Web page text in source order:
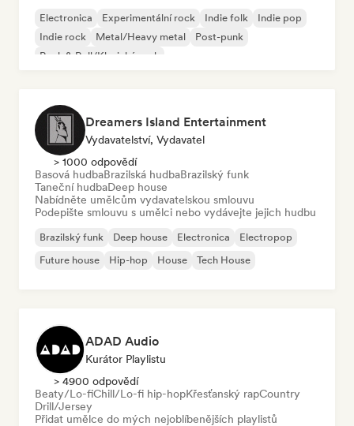
Electronica Experimentální rock Indie folk
Indie pop
Indie rock
Metal/Heavy metal
Post-punk
Rock & Roll/Klasický rock
Dreamers Island Entertainment
Vydavatelství, Vydavatel
> 1000 odpovědí
Basová hudbaBrazilská hudbaBrazilský funk
Taneční hudbaDeep house
Nabídněte umělcům vydavatelskou smlouvu
Podepište smlouvu s umělci nebo vydávejte jejich hudbu
Brazilský funk Deep house Electronica
Electropop
Future house
Hip-hop House Tech House
ADAD Audio
Kurátor Playlistu
> 4900 odpovědí
Beaty/Lo-fiChill/Lo-fi hip-hopKřesťanský rapCountry
Drill/Jersey
Přidat umělce do mých nejoblíbenějších playlistů